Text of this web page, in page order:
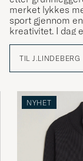
merket lykkes
sport gjennom
kreativitet. I dag
og ideer
bærekraft og stil.
TIL J.LINDEBERG
NYHET